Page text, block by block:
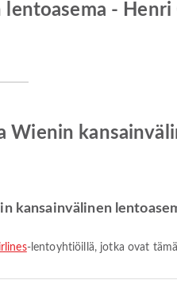
- Henri
kansainvälinen
-lentoyhtiöillä, jotka ovat